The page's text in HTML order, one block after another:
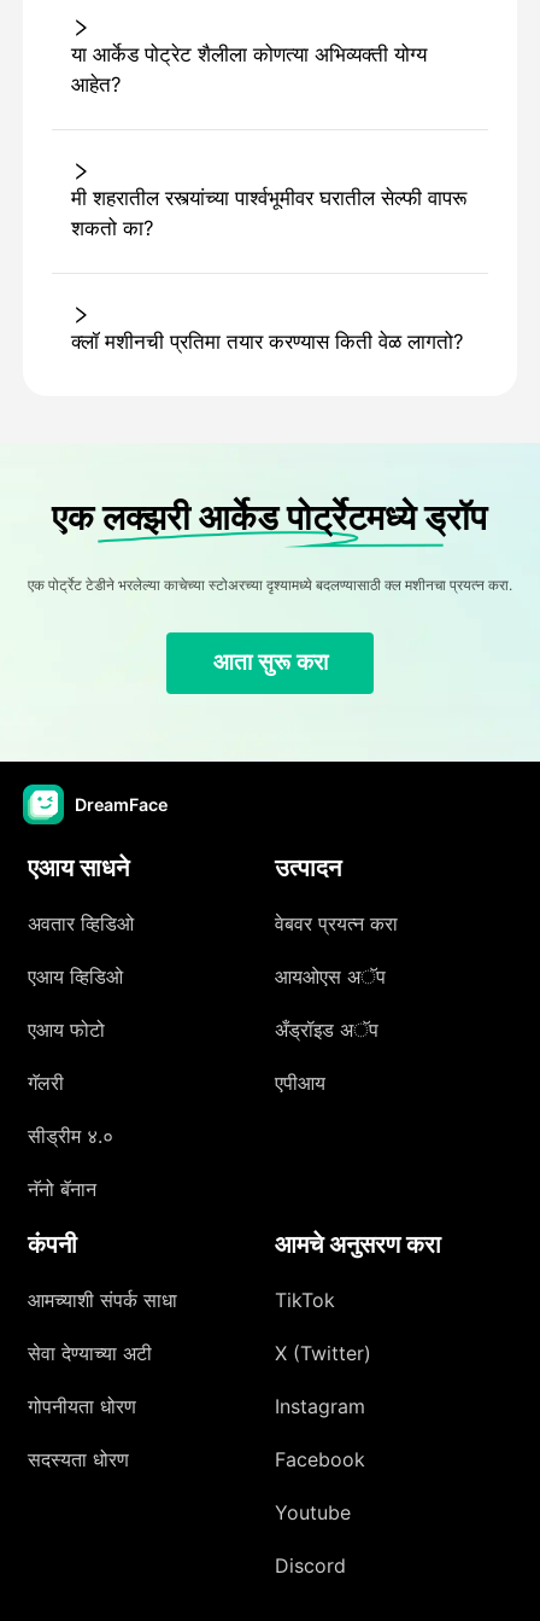
या आर्केड पोट्रेट शैलीला कोणत्या अभिव्यक्ती योग्य
आहेत?
मी शहरातील रस्त्यांच्या पार्श्वभूमीवर घरातील सेल्फी वापरू
शकतो का?
क्लॉ मशीनची प्रतिमा तयार करण्यास किती वेळ लागतो?
एक लक्झरी आर्केड पोर्ट्रेटमध्ये ड्रॉप
एक पोर्ट्रेट टेडीने भरलेल्या काचेच्या स्टोअरच्या दृश्यामध्ये बदलण्यासाठी क्ल मशीनचा प्रयत्न करा.
आता सुरू करा
DreamFace
एआय साधने
अवतार व्हिडिओ
एआय व्हिडिओ
एआय फोटो
गॅलरी
सीड्रीम ४.०
नॅनो बॅनान
उत्पादन
वेबवर प्रयत्न करा
आयओएस अॅप
अँड्रॉइड अॅप
एपीआय
कंपनी
आमच्याशी संपर्क साधा
सेवा देण्याच्या अटी
गोपनीयता धोरण
सदस्यता धोरण
आमचे अनुसरण करा
TikTok
X (Twitter)
Instagram
Facebook
Youtube
Discord